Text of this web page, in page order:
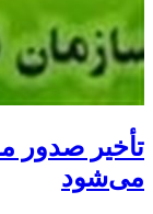
تأخیر
می‌شود